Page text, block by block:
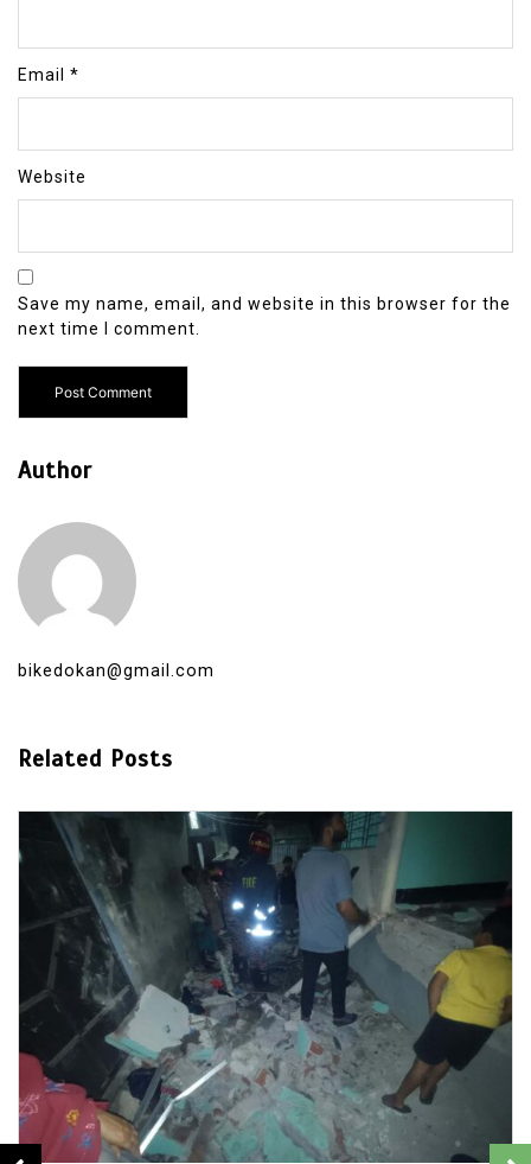
Email *
Website
Save my name, email, and website in this browser for the
next time I comment.
Author
bikedokan@gmail.com
Related Posts